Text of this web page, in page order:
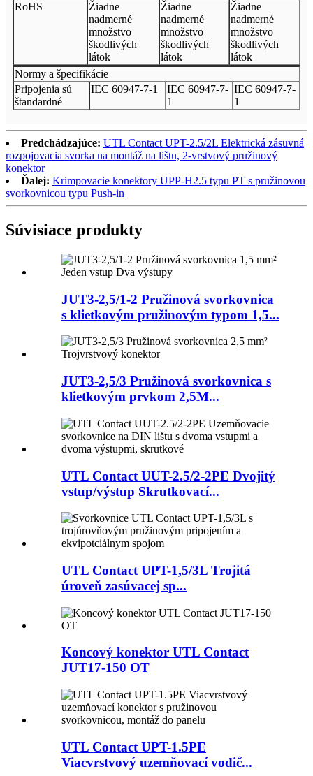
RoHS
Žiadne
nadmerné
množstvo
škodlivých
látok
Žiadne
nadmerné
množstvo
škodlivých
látok
Žiadne
nadmerné
množstvo
škodlivých
látok
Normy a špecifikácie
Pripojenia sú
štandardné
IEC 60947-7-1
IEC 60947-7-
1
IEC 60947-7-
1
Predchádzajúce: UTL Contact UPT-2.5/2L Elektrická zásuvná
rozpojovacia svorka na montáž na lištu, 2-vrstvový pružinový
konektor
Ďalej: Krimpovacie konektory UPP-H2.5 typu PT s pružinovou
svorkovnicou typu Push-in
Súvisiace produkty
JUT3-2,5/1-2 Pružinová svorkovnica
s klietkovým pružinovým typom 1,5...
JUT3-2,5/3 Pružinová svorkovnica s
klietkovým prvkom 2,5M...
UTL Contact UUT-2.5/2-2PE Dvojitý
vstup/výstup Skrutkovací...
UTL Contact UPT-1,5/3L Trojitá
úroveň zasúvacej sp...
Koncový konektor UTL Contact
JUT17-150 OT
UTL Contact UPT-1.5PE
Viacvrstvový uzemňovací vodič...